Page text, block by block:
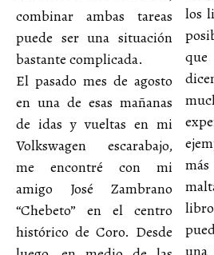
combinar ambas tareas
puede ser una situación
bastante complicada.
El pasado mes de agosto
en una de esas mañanas
de idas y vueltas en mi
Volkswagen escarabajo,
me encontré con mi
amigo José Zambrano
“Chebeto” en el centro
histórico de Coro. Desde
los
una